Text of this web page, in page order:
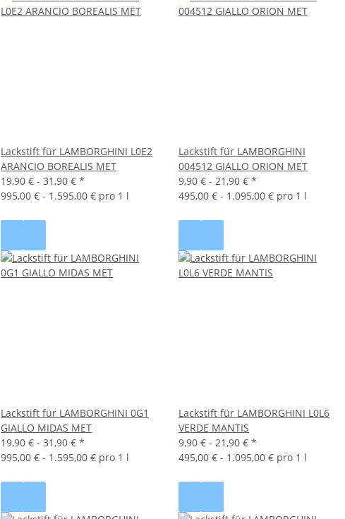
Lackstift für LAMBORGHINI L0E2
ARANCIO BOREALIS MET
19,90 € - 31,90 € *
995,00 € - 1.595,00 € pro 1 l
Lackstift für LAMBORGHINI
004512 GIALLO ORION MET
9,90 € - 21,90 € *
495,00 € - 1.095,00 € pro 1 l
Lackstift für LAMBORGHINI 0G1
GIALLO MIDAS MET
19,90 € - 31,90 € *
995,00 € - 1.595,00 € pro 1 l
Lackstift für LAMBORGHINI L0L6
VERDE MANTIS
9,90 € - 21,90 € *
495,00 € - 1.095,00 € pro 1 l